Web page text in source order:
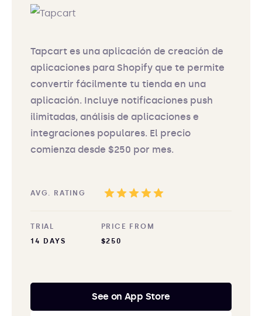
Tapcart es una aplicación de creación de
aplicaciones para Shopify que te permite
convertir fácilmente tu tienda en una
aplicación. Incluye notificaciones push
ilimitadas, análisis de aplicaciones e
integraciones populares. El precio
comienza desde $250 por mes.
AVG. RATING
TRIAL
14 DAYS
PRICE FROM
$250
See on App Store